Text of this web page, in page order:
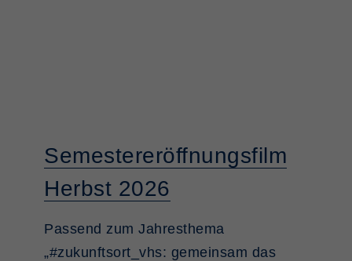
Semestereröffnungsfilm
Herbst 2026
Passend zum Jahresthema
„#zukunftsort_vhs: gemeinsam das